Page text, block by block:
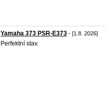
Yamaha 373 PSR-E373 - [1.8. 2026]
Perfektní stav.